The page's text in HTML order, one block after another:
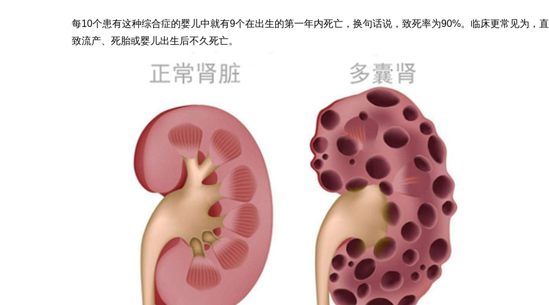
每10个患有这种综合症的婴儿中就有9个在出生的第一年内死亡，换句话说，致死率为90%。临床更常见为，
致流产、死胎或婴儿出生后不久死亡。